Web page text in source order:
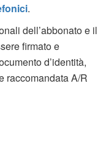
.
dell’abbonato e il
firmato e
d’identità,
raccomandata A/R